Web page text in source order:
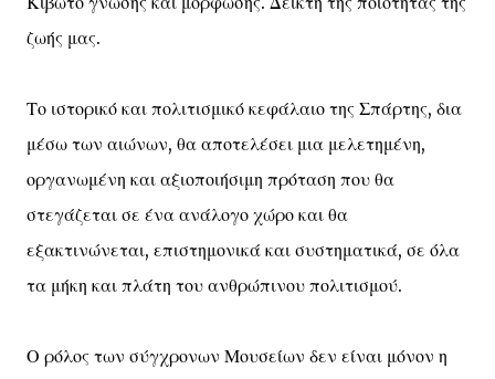
ζωής μας.
Το ιστορικό και πολιτισμικό κεφάλαιο της Σπάρτης, δια
μέσω των αιώνων, θα αποτελέσει μια μελετημένη,
οργανωμένη και αξιοποιήσιμη πρόταση που θα
στεγάζεται σε ένα ανάλογο χώρο και θα
εξακτινώνεται, επιστημονικά και συστηματικά, σε όλα
τα μήκη και πλάτη του ανθρώπινου πολιτισμού.
Ο ρόλος των σύγχρονων Μουσείων δεν είναι μόνον η